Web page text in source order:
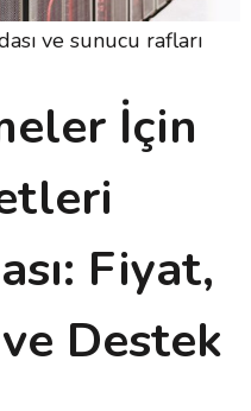
ve sunucu rafları
İçin
Fiyat,
Destek